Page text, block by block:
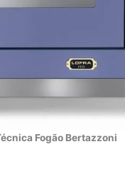
Fogão Bertazzoni